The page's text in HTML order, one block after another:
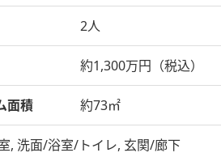
2人
約1,300万円（税込）
面積 約73㎡
, 洗面/浴室/トイレ, 玄関/廊下